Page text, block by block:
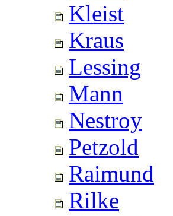
Kleist
Kraus
Lessing
Mann
Nestroy
Petzold
Raimund
Rilke